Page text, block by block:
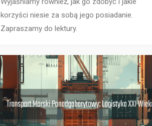
korzyści niesie za sobą jego posiadanie.
Zapraszamy do lektury.